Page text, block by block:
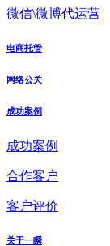
微信\微博代运营
电商托管
网络公关
成功案例
成功案例
合作客户
客户评价
关于一瞬